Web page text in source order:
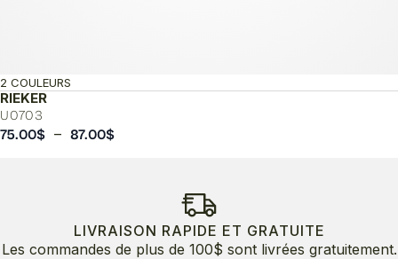
RIEKER
U0703
2 COULEURS
75.00$ – 87.00$Plage
87.00$
LIVRAISON RAPIDE ET GRATUITE
Les commandes de plus de 100$ sont livrées gratuitement.